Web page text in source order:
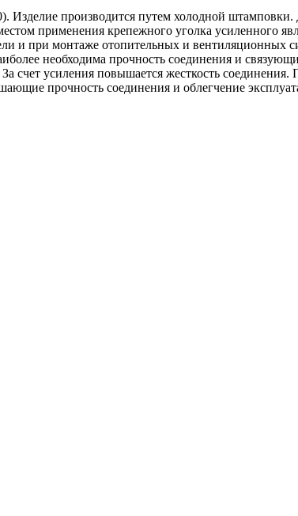
производится путем холодной штамповки.
применения крепежного уголка усиленного
и при монтаже отопительных и вентиляционных
необходима прочность соединения и
счет усиления повышается жесткость
прочность соединения и облегчение